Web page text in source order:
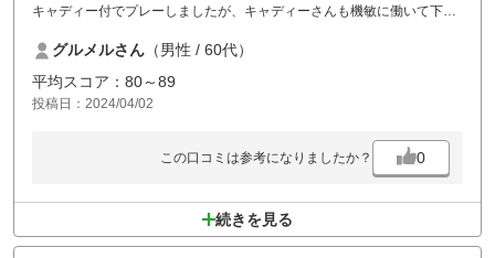
キャディー付でプレーしましたが、キャディーさんも機敏に働いて下さ
グルメルさん （男性 / 60代）
平均スコア：80～89
投稿日：2024/04/02
この口コミは参考になりましたか？ 0
続きを見る